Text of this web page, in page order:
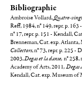
Bibliographie
Ambroise Vollard,Quatre-
Reff, 1984, n° 149, repr. p.
n° 17, repr. p. 151 - Kendall,
Brenneman, Cat. exp.
Collectors, n° 73, repr. p. 225 -
2003,Degas et la danse, n° 258,
Academy of Arts, 2011,
Kendall, Cat. exp. Museum of